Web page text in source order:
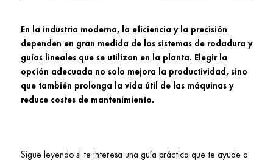
En la industria moderna, la eficiencia y la precisión
dependen en gran medida de los sistemas de rodadura y
guías lineales que se utilizan en la planta. Elegir la
opción adecuada no solo mejora la productividad, sino
que también prolonga la vida útil de las máquinas y
reduce costes de mantenimiento.
Sigue leyendo si te interesa una guía práctica que te ayude a